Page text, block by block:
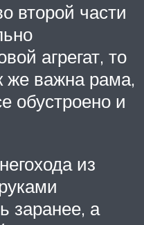
второй части
агрегат, то
же важна рама,
обустроено и
из
заранее, а